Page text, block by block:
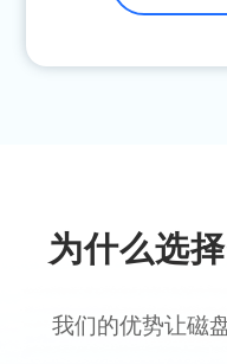
为什么选
我们的优势让磁